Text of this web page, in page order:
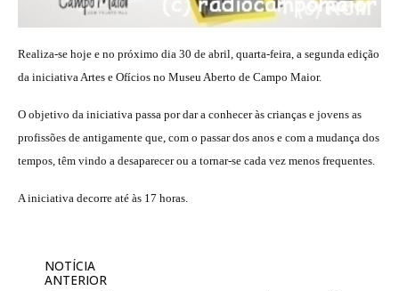
Realiza-se hoje e no próximo dia 30 de abril, quarta-feira, a segunda edição
da iniciativa Artes e Ofícios no Museu Aberto de Campo Maior.
O objetivo da iniciativa passa por dar a conhecer às crianças e jovens as
profissões de antigamente que, com o passar dos anos e com a mudança dos
tempos, têm vindo a desaparecer ou a tornar-se cada vez menos frequentes.
A iniciativa decorre até às 17 horas.
NOTÍCIA
ANTERIOR